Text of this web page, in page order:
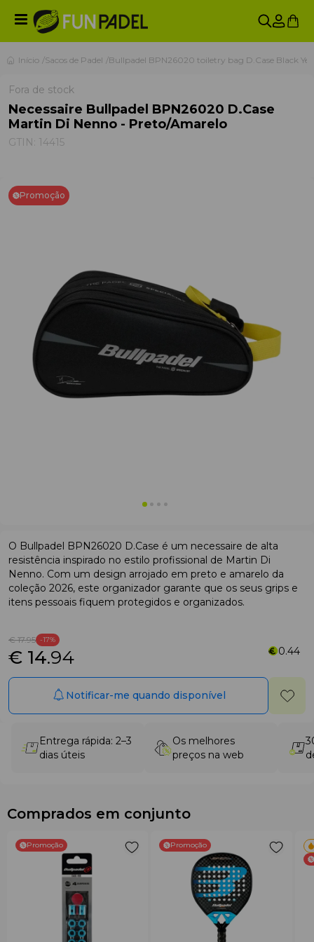
Início Sacos de Padel Bullpadel BPN26020 toiletry bag D.Case Black
Fora de stock
Necessaire Bullpadel BPN26020 D.Case
Martin Di Nenno - Preto/Amarelo
GTIN: 14415
Promoção
O Bullpadel BPN26020 D.Case é um necessaire de alta
resistência inspirado no estilo profissional de Martin Di
Nenno. Com um design arrojado em preto e amarelo da
coleção 2026, este organizador garante que os seus grips e
itens pessoais fiquem protegidos e organizados.
€ 17.95 -17%
€ 14.94 0.44
Notificar-me quando disponível
Entrega rápida: 2–3
dias úteis
Os melhores
preços na web
Comprados em conjunto
Promoção Promoção